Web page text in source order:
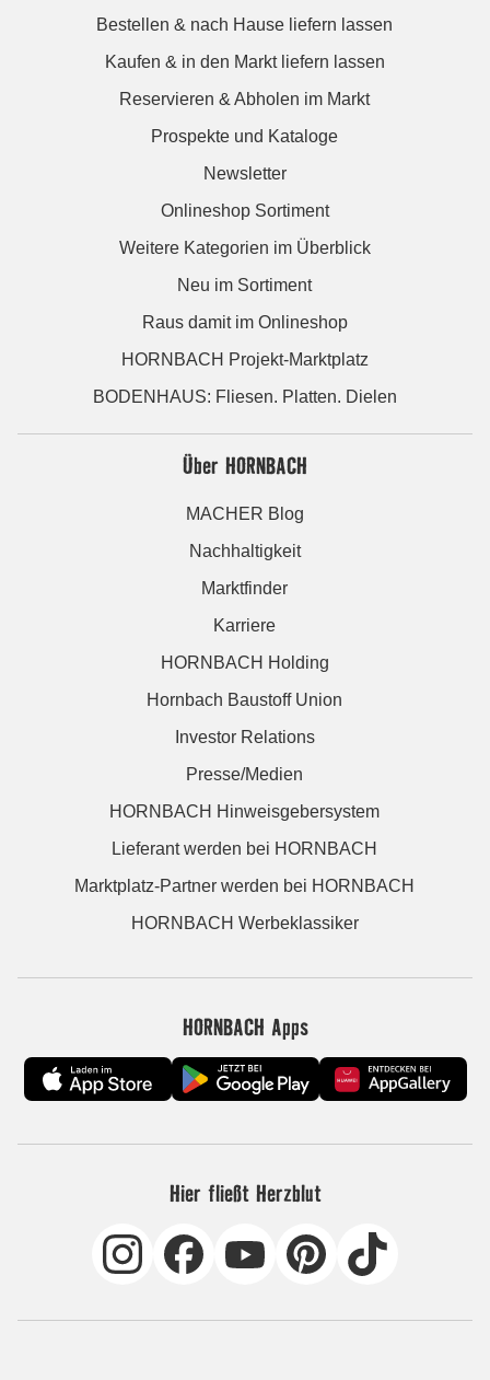
Bestellen & nach Hause liefern lassen
Kaufen & in den Markt liefern lassen
Reservieren & Abholen im Markt
Prospekte und Kataloge
Newsletter
Onlineshop Sortiment
Weitere Kategorien im Überblick
Neu im Sortiment
Raus damit im Onlineshop
HORNBACH Projekt-Marktplatz
BODENHAUS: Fliesen. Platten. Dielen
Über HORNBACH
MACHER Blog
Nachhaltigkeit
Marktfinder
Karriere
HORNBACH Holding
Hornbach Baustoff Union
Investor Relations
Presse/Medien
HORNBACH Hinweisgebersystem
Lieferant werden bei HORNBACH
Marktplatz-Partner werden bei HORNBACH
HORNBACH Werbeklassiker
HORNBACH Apps
Hier fließt Herzblut